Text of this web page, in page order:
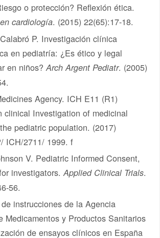
o protección? Reflexión ética.
cardiología. (2015) 22(65):17-18.
P. Investigación clínica
en pediatría: ¿Es ético y legal
en niños?Arch Argent Pediatr. (2005)
Agency. ICH E11 (R1)
clinical Investigation of medicinal
pediatric population. (2017)
ICH/2711/ 1999. f
V. Pediatric Informed Consent,
investigators.Applied Clinical Trials.
56.
instrucciones de la Agencia
Medicamentos y Productos Sanitarios
de ensayos clínicos en España